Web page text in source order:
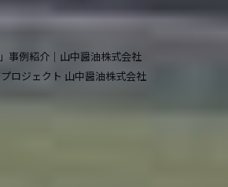
事例紹介｜山中醤油株式会社
ロジェクト 山中醤油株式会社